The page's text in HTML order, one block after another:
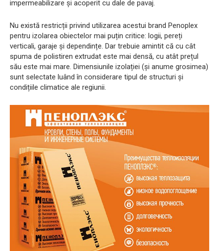
impermeabilizare și acoperit cu dale de pavaj.
Nu există restricții privind utilizarea acestui brand Penoplex
pentru izolarea obiectelor mai puțin critice: logii, pereți
verticali, garaje și dependințe. Dar trebuie amintit că cu cât
spuma de polistiren extrudat este mai densă, cu atât prețul
său este mai mare. Dimensiunile izolației (și anume grosimea)
sunt selectate luând în considerare tipul de structuri și
condițiile climatice ale regiunii.